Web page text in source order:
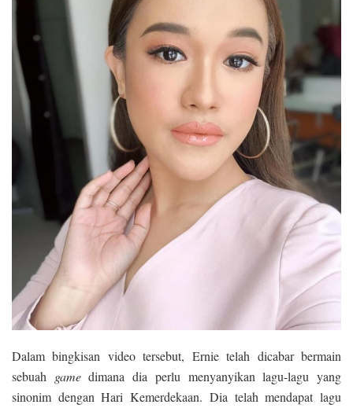
Dalam bingkisan video tersebut, Ernie telah dicabar bermain
sebuah gamedimana dia perlu menyanyikan lagu-lagu yang
sinonim dengan Hari Kemerdekaan. Dia telah mendapat lagu